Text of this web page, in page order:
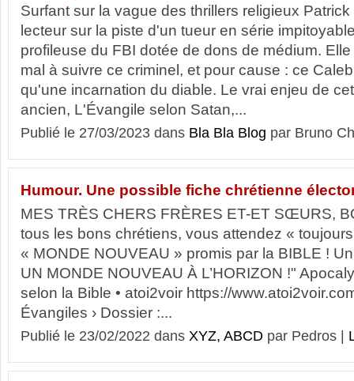
Surfant sur la vague des thrillers religieux
lecteur sur la piste d'un tueur en série
profileuse du FBI dotée de dons de médium.
mal à suivre ce criminel, et pour cause : ce
qu'une incarnation du diable. Le vrai enjeu de
ancien, L'Évangile selon Satan,...
Publié le 27/03/2023 dans Bla Bla Blog par Bruno
Humour. Une possible fiche chrétienne
MES TRÈS CHERS FRÈRES ET-ET SŒURS,
tous les bons chrétiens, vous attendez «
« MONDE NOUVEAU » promis par la BIBLE !
UN MONDE NOUVEAU À L’HORIZON !"
selon la Bible • atoi2voir https://
Évangiles › Dossier :...
Publié le 23/02/2022 dans XYZ, ABCD par Pedros |